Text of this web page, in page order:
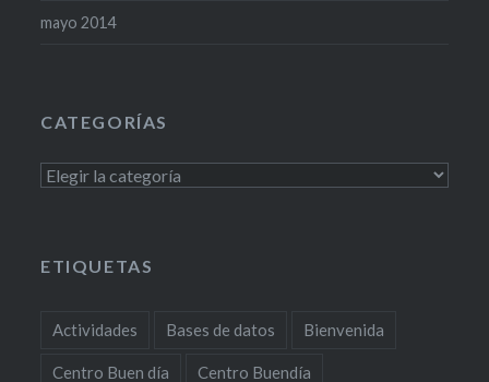
mayo 2014
CATEGORÍAS
Categorías
ETIQUETAS
Actividades Bases de datos Bienvenida
Centro Buen día Centro Buendía